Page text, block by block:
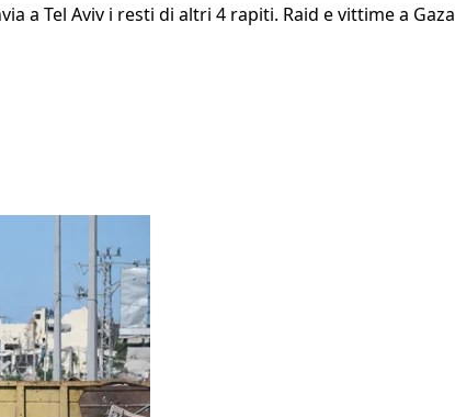
a Tel Aviv i resti di altri 4 rapiti. Raid e vittime a Gaza